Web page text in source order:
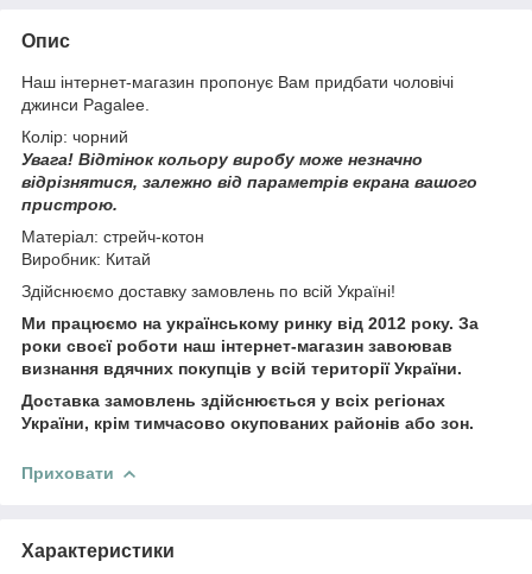
Опис
Наш інтернет-магазин пропонує Вам придбати чоловічі
джинси Pagalee.
Колір: чорний
Увага! Відтінок кольору виробу може незначно
відрізнятися, залежно від параметрів екрана вашого
пристрою.
Матеріал: стрейч-котон
Виробник: Китай
Здійснюємо доставку замовлень по всій Україні!
Ми працюємо на українському ринку від 2012 року. За
роки своєї роботи наш інтернет-магазин завоював
визнання вдячних покупців у всій території України.
Доставка замовлень здійснюється у всіх регіонах
України, крім тимчасово окупованих районів або зон.
Приховати
Характеристики